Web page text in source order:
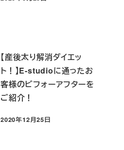
投稿日
【産後太り解消ダイエッ
ト！】E-studioに通ったお
客様のビフォーアフターを
ご紹介！
投稿日
2020年12月25日